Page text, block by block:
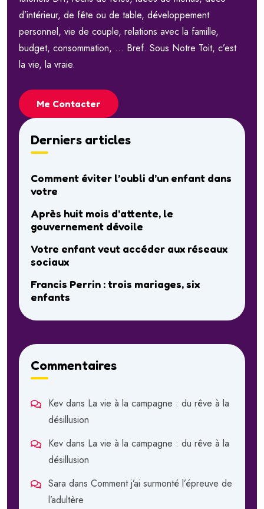
d’intérieur, de fête ou de table, développement
personnel, vie de couple, relations avec la famille,
budget, consommation, … Bref. Sous Notre Toit, c’est
la vie, la vraie.
Me Contacter
Derniers articles
Comment éviter l’oubli d’un enfant dans
votre
Après huit mois d’attente, le
gouvernement dévoile
Votre enfant veut accéder aux réseaux
sociaux
Francis Perrin : trois mariages, six
enfants
Commentaires
Kev dans La vie à la campagne : du rêve à la
désillusion
Kev dans La vie à la campagne : du rêve à la
désillusion
Sara dans Comment j’ai surmonté l’épreuve de
l’adultère